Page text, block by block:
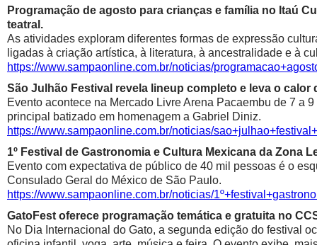
Programação de agosto para crianças e família no Itaú
teatral.
As atividades exploram diferentes formas de expressão
ligadas à criação artística, à literatura, à ancestralidade e à
https://www.sampaonline.com.br/noticias/
São Julhão Festival revela lineup completo e leva o calor
Evento acontece na Mercado Livre Arena Pacaembu de 7 a
principal batizado em homenagem a Gabriel Diniz.
https://www.sampaonline.com.br/noticias/
1º Festival de Gastronomia e Cultura Mexicana da Zona
Evento com expectativa de público de 40 mil pessoas é o
Consulado Geral do México de São Paulo.
https://www.sampaonline.com.br/noticias/
GatoFest oferece programação temática e gratuita no
No Dia Internacional do Gato, a segunda edição do festival